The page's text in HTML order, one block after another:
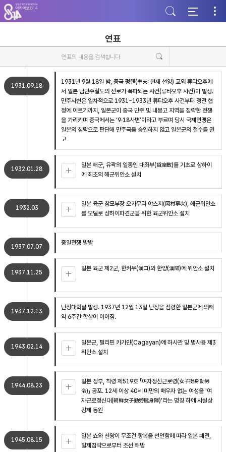
주
메
뉴
가
본
문
바
기
하
단
바
기
연표
1931.09.18
1931년 9월 18일 밤, 중국 펑톈(奉天: 현재 선양) 교외 류탸오후에
서 일본 남만주철도의 선로가 폭파되는 사건(류탸오후 사건)이 발생.
만주사변은 일차적으로 1931~1933년 류탸오후 사건부터 정전 협
정에 이르기까지, 일본군이 중국 만주 및 내몽고 지역을 침략한 전쟁
을 가리키며 중국에서는 ‘9·18사변’이라고 부르며 당시 국제연맹은
일본의 침략으로 판단해 만주국을 승인하지 않고 일본군의 철수를 권
고
1932.01.28
일본 해군, 유곽의 일종인 대좌부(貸座敷)를 기초로 상하이
에 최초의 해군위안소 설치
1932.03
일본 육군 참모부장 오카무라 야스지(岡村寧次), 해군위안소
를 모델로 상하이파견군을 위한 육군위안소 설치
1937.07.07
중일전쟁 발발
1937.11.25
일본 육군 제2군, 한커우(漢口)와 한양(漢陽)에 위안소 설치
1937.12.13
난징대학살 발생. 1937년 12월 13일 난징을 점령한 일본군에 의해
약 6주간 학살이 이어짐.
1943.02.14
일본군, 필리핀 카가얀(Cagayan)에 하사관 및 병사용 제3
위안소 설치
1944.08.23
일본 정부, 칙령 제519호 「여자정신근로령(女子挺身勤勞
令)」 공포. 12세 이상 40세 미만의 배우자 없는 여성을 '여
자근로정신대(朝鮮女子勤勞挺身隊)'라는 명칭 하에 사실상
강제 동원
1945.08.15
일본 쇼와 천왕이 무조건 항복을 선언함에 따라 일본 패전,
일제침략으로부터 조선 해방